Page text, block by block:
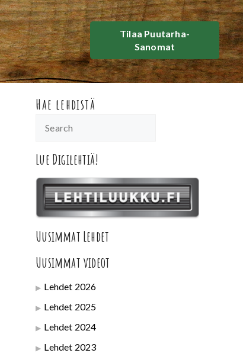
Tilaa Puutarha-
Sanomat
Hae lehdistä
Lue Digilehtiä!
Uusimmat Lehdet
Uusimmat videot
Lehdet 2026
Lehdet 2025
Lehdet 2024
Lehdet 2023